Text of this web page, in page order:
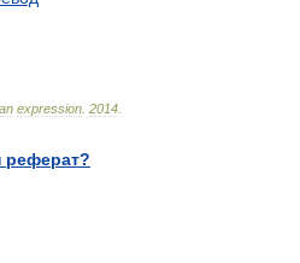
expression 2014
реферат?